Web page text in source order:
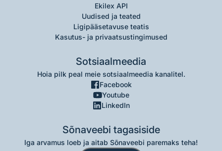
Ekilex API
Uudised ja teated
Ligipääsetavuse teatis
Kasutus- ja privaatsustingimused
Sotsiaalmeedia
Hoia pilk peal meie sotsiaalmeedia kanalitel.
Facebook
Youtube
LinkedIn
Sõnaveebi tagasiside
Iga arvamus loeb ja aitab Sõnaveebi paremaks teha!